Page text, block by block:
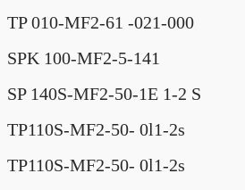
TP 010-MF2-61 -021-000
SPK 100-MF2-5-141
SP 140S-MF2-50-1E 1-2 S
TP110S-MF2-50- 0l1-2s
TP110S-MF2-50- 0l1-2s